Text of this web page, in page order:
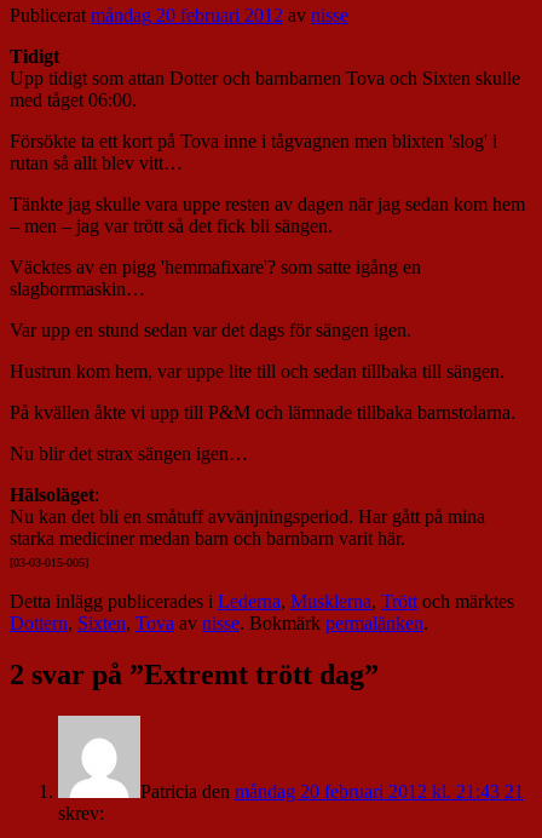
Publiceratmåndag 20 februari 2012 av nisse
Tidigt
Upp tidigt som attan Dotter och barnbarnen Tova och Sixten skulle
med tåget 06:00.
Försökte ta ett kort på Tova inne i tågvagnen men blixten 'slog' i
rutan så allt blev vitt…
Tänkte jag skulle vara uppe resten av dagen när jag sedan kom hem
– men – jag var trött så det fick bli sängen.
Väcktes av en pigg 'hemmafixare'? som satte igång en
slagborrmaskin…
Var upp en stund sedan var det dags för sängen igen.
Hustrun kom hem, var uppe lite till och sedan tillbaka till sängen.
På kvällen åkte vi upp till P&M och lämnade tillbaka barnstolarna.
Nu blir det strax sängen igen…
Hälsoläget:
Nu kan det bli en småtuff avvänjningsperiod. Har gått på mina
starka mediciner medan barn och barnbarn varit här.
[03-03-015-005]
Detta inlägg publicerades i Lederna, Musklerna, Tröttoch märktes
Dottern, Sixten, Tova av nisse. Bokmärk permalänken.
2 svar på ”Extremt trött dag”
Patricia den måndag 20 februari 2012 kl. 21:43 21
skrev: